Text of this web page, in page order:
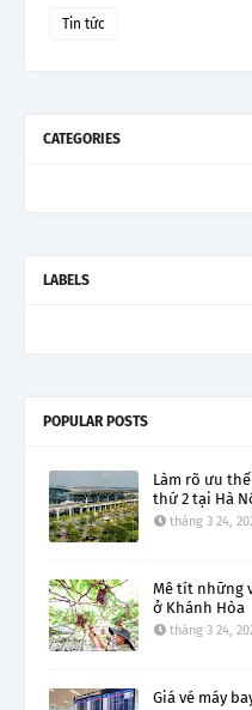
Tin tức
CATEGORIES
LABELS
POPULAR POSTS
Làm rõ ưu
thứ 2 tại Hà
tháng 3 24,
Mê tít những
ở Khánh Hòa
tháng 3 24,
Giá vé máy